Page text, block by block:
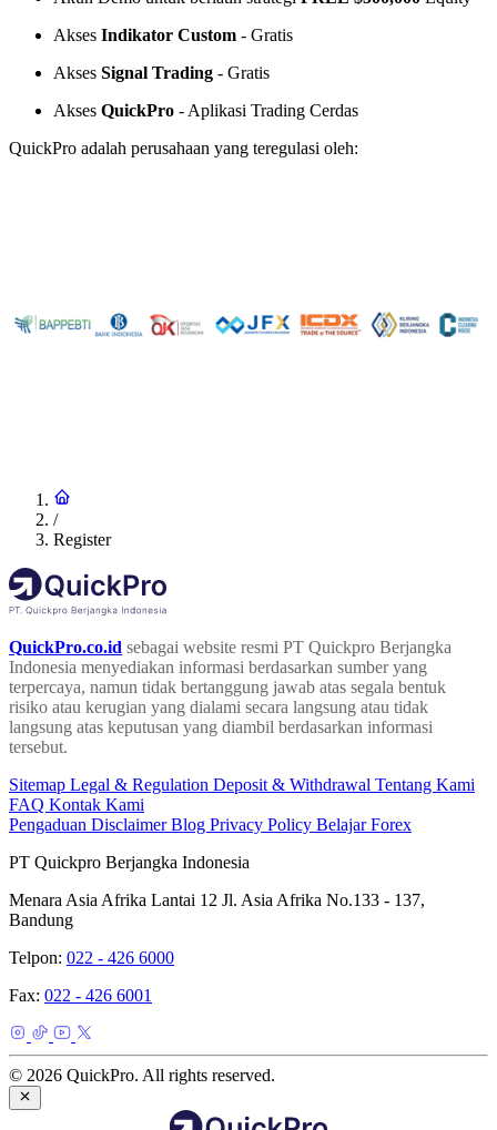
Akses Indikator Custom - Gratis
Akses Signal Trading - Gratis
Akses QuickPro - Aplikasi Trading Cerdas
QuickPro adalah perusahaan yang teregulasi oleh:
/
Register
QuickPro.co.id sebagai website resmi PT Quickpro Berjangka
Indonesia menyediakan informasi berdasarkan sumber yang
terpercaya, namun tidak bertanggung jawab atas segala bentuk
risiko atau kerugian yang dialami secara langsung atau tidak
langsung atas keputusan yang diambil berdasarkan informasi
tersebut.
Sitemap Legal & Regulation Deposit & Withdrawal Tentang Kami
FAQ Kontak Kami
Pengaduan DisclaimerBlog Privacy Policy Belajar Forex
PT Quickpro Berjangka Indonesia
Menara Asia Afrika Lantai 12 Jl. Asia Afrika No.133 - 137,
Bandung
Telpon: 022 - 426 6000
Fax: 022 - 426 6001
© 2026 QuickPro. All rights reserved.